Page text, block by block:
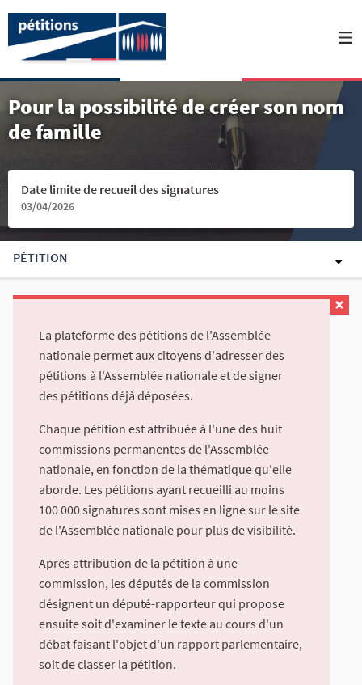
Pour la possibilité de créer son nom
de famille
Date limite de recueil des signatures
03/04/2026
PÉTITION
La plateforme des pétitions de l'Assemblée
nationale permet aux citoyens d'adresser des
pétitions à l'Assemblée nationale et de signer
des pétitions déjà déposées.
Chaque pétition est attribuée à l'une des huit
commissions permanentes de l'Assemblée
nationale, en fonction de la thématique qu'elle
aborde. Les pétitions ayant recueilli au moins
100 000 signatures sont mises en ligne sur le site
de l'Assemblée nationale pour plus de visibilité.
Après attribution de la pétition à une
commission, les députés de la commission
désignent un député-rapporteur qui propose
ensuite soit d'examiner le texte au cours d'un
débat faisant l'objet d'un rapport parlementaire,
soit de classer la pétition.